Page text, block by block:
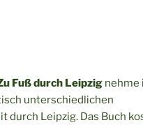
Fuß durch Leipzig nehme
unterschiedlichen
durch Leipzig. Das Buch